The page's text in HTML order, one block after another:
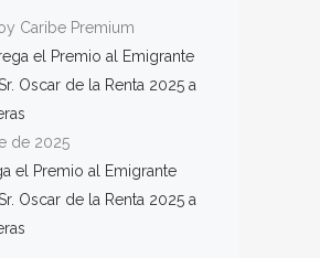
Caribe Premium
de 2025
el Premio al Emigrante
Oscar de la Renta 2025 a